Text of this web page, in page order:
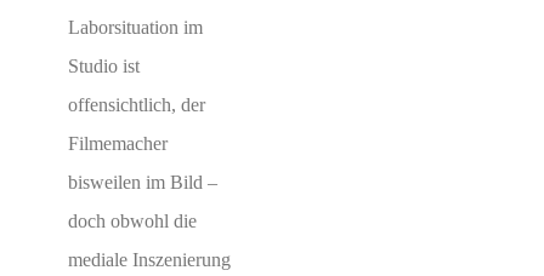
Laborsituation im
Studio ist
offensichtlich, der
Filmemacher
bisweilen im Bild –
doch obwohl die
mediale Inszenierung